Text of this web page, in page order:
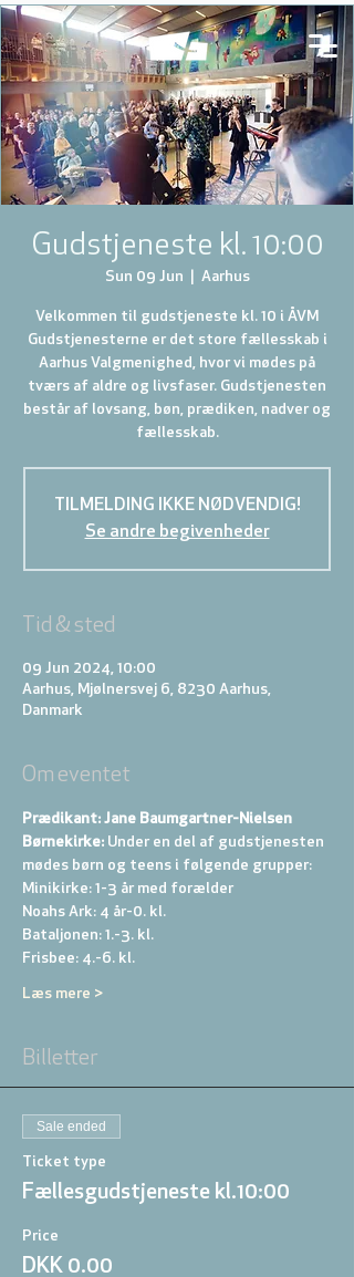
Gudstjeneste kl. 10:00
Sun 09 Jun Aarhus
Velkommen til gudstjeneste kl. 10 i ÅVM
Gudstjenesterne er det store fællesskab i
Aarhus Valgmenighed, hvor vi mødes på
tværs af aldre og livsfaser. Gudstjenesten
består af lovsang, bøn, prædiken, nadver og
fællesskab.
TILMELDING IKKE NØDVENDIG!
Se andre begivenheder
Tid & sted
09 Jun 2024, 10:00
Aarhus, Mjølnersvej 6, 8230 Aarhus,
Danmark
Om eventet
Prædikant: Jane Baumgartner-Nielsen
Børnekirke: Under en del af gudstjenesten
mødes børn og teens i følgende grupper:
Minikirke: 1-3 år med forælder
Noahs Ark: 4 år-0. kl.
Bataljonen: 1.-3. kl.
Frisbee: 4.-6. kl.
Læs mere >
Billetter
Sale ended
Ticket type
Fællesgudstjeneste kl.10:00
Price
DKK 0.00